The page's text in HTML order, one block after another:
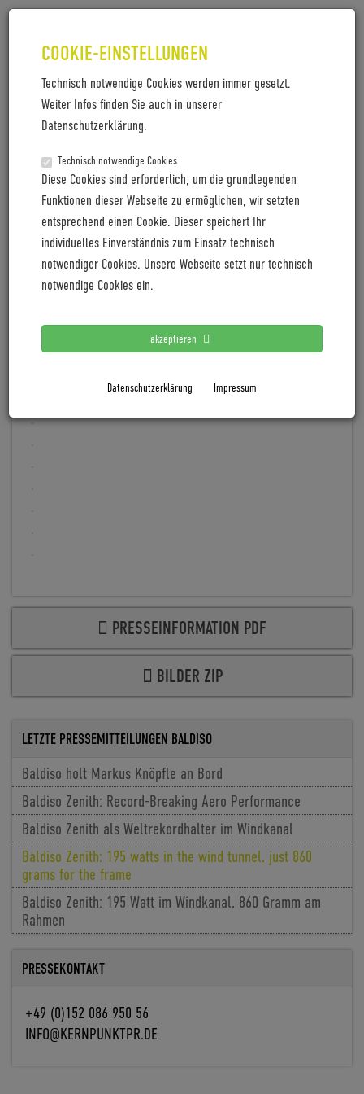
COOKIE-EINSTELLUNGEN
Technisch notwendige Cookies werden immer gesetzt.
Weiter Infos finden Sie auch in unserer
Datenschutzerklärung.
Technisch notwendige Cookies
Diese Cookies sind erforderlich, um die grundlegenden
Funktionen dieser Webseite zu ermöglichen, wir setzten
entsprechend einen Cookie. Dieser speichert Ihr
individuelles Einverständnis zum Einsatz technisch
notwendiger Cookies. Unsere Webseite setzt nur technisch
notwendige Cookies ein.
akzeptieren
Datenschutzerklärung Impressum
BALDISO ZENITH: 195 WATTS IN
THE WIND TUNNEL, JUST 860
GRAMS FOR THE FRAME
THE BEST ROAD BIKE IN THE WORLD?
The Zenith from the Allgäu-based premium road bike
weight and surprising comfort in a consistently
performance-oriented road bike. Each individual bike
PRESSEINFORMATION PDF
BILDER ZIP
LETZTE PRESSEMITTEILUNGEN BALDISO
Baldiso holt Markus Knöpfle an Bord
Baldiso Zenith: Record-Breaking Aero Performance
Baldiso Zenith als Weltrekordhalter im Windkanal
Baldiso Zenith: 195 watts in the wind tunnel, just 860
grams for the frame
Baldiso Zenith: 195 Watt im Windkanal, 860 Gramm am
Rahmen
PRESSEKONTAKT
+49 (0)152 086 950 56
INFO@KERNPUNKTPR.DE